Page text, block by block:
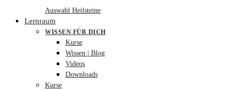
Auswahl Heilsteine
Lernraum
WISSEN FÜR DICH
Kurse
Wissen | Blog
Videos
Downloads
Kurse